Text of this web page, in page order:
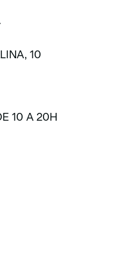
10
10 A 20H